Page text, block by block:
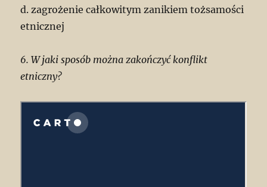
d. zagrożenie całkowitym zanikiem tożsamości
etnicznej
6. W jaki sposób można zakończyć konflikt
etniczny?